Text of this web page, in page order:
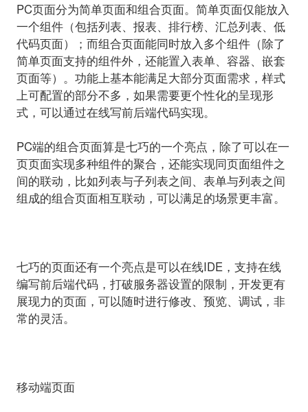
PC页面分为简单页面和组合页面。 简单页面仅能放入
一个组件（包括列表、报表、排行榜、汇总列表、低
代码页面）；而组合页面能同时放入多个组件（除了
简单页面支持的组件外，还能置入表单、容器、嵌套
页面等）。功能上基本能满足大部分页面需求，样式
上可配置的部分不多，如果需要更个性化的呈现形
式，可以通过在线写前后端代码实现。
PC端的组合页面算是七巧的一个亮点，除了可以在一
页页面实现多种组件的聚合，还能实现同页面组件之
间的联动，比如列表与子列表之间、表单与列表之间
组成的组合页面相互联动，可以满足的场景更丰富。
七巧的页面还有一个亮点是可以在线IDE，支持在线
编写前后端代码，打破服务器设置的限制，开发更有
展现力的页面，可以随时进行修改、预览、调试，非
常的灵活。
移动端页面